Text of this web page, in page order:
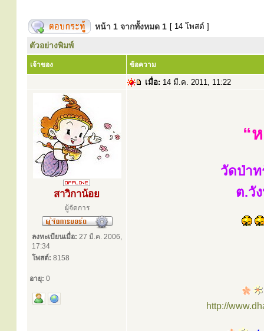
หน้า 1 จากทั้งหมด 1 [ 14 โพสต์ ]
ตัวอย่างพิมพ์
เจ้าของ ข้อความ
เมื่อ: 14 มี.ค. 2011, 11:22
สาวิกาน้อย
ผู้จัดการ
ลงทะเบียนเมื่อ: 27 มี.ค. 2006,
17:34
โพสต์: 8158
อายุ: 0
“
วัดป่า
ต.วั
http://